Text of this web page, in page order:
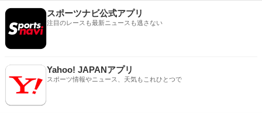
スポーツナビ公式アプリ
注目のレースも最新ニュースも逃さない
Yahoo! JAPANアプリ
スポーツ情報やニュース、天気もこれひとつで